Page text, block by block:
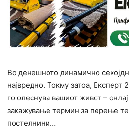
Во денешното динамично
највредно. Токму затоа, Експерт
го олеснува вашиот живот –
закажување термин за перење
постелнини…